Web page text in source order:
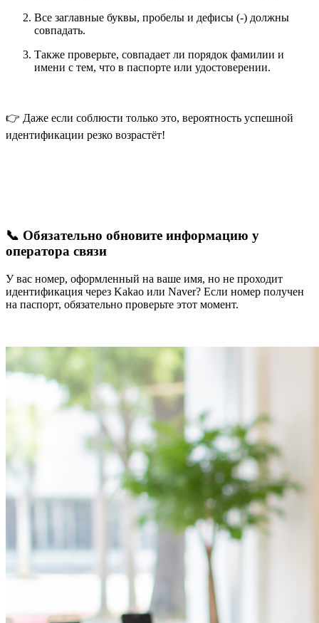
Все заглавные буквы, пробелы и дефисы (-) должны
совпадать.
Также проверьте, совпадает ли порядок фамилии и
имени с тем, что в паспорте или удостоверении.
👉 Даже если соблюсти только это, вероятность успешной
идентификации резко возрастёт!
📞 Обязательно обновите информацию у
оператора связи
У вас номер, оформленный на ваше имя, но не проходит
идентификация через Kakao или Naver? Если номер получен
на паспорт, обязательно проверьте этот момент.